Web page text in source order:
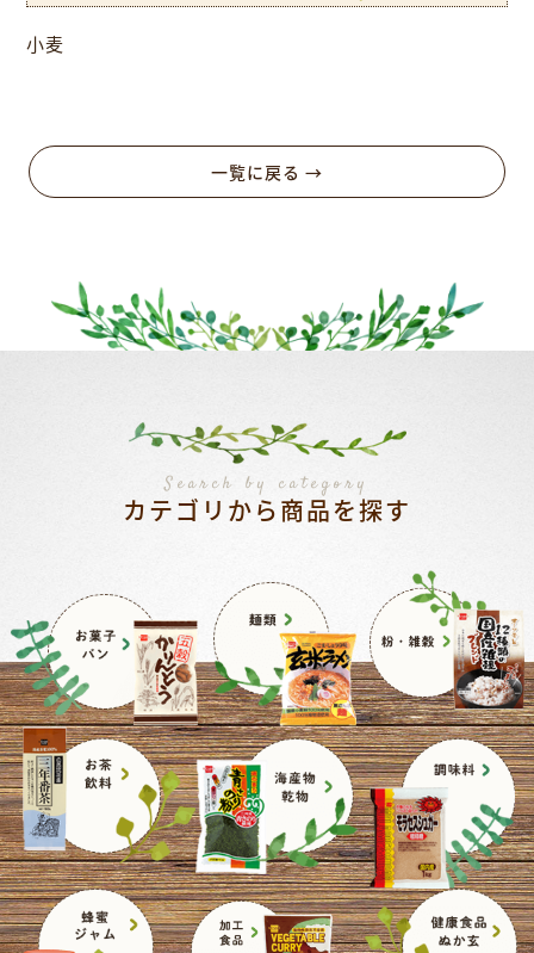
小麦
一覧に戻る →
Search by category
カテゴリから商品を探す